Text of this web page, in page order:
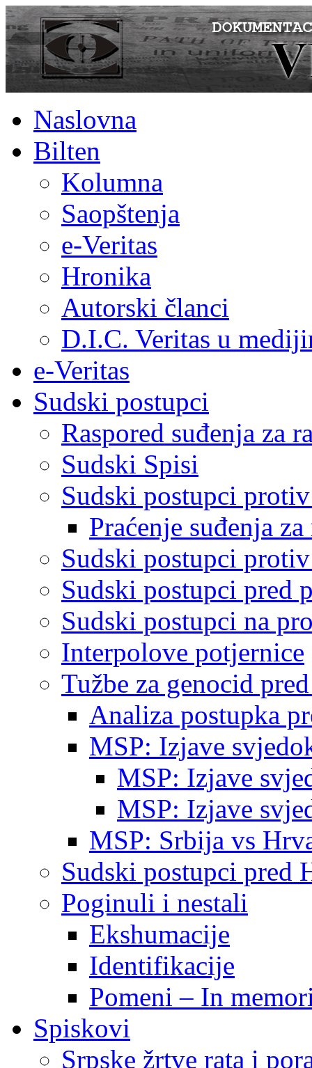
Naslovna
Bilten
Kolumna
Saopštenja
e-Veritas
Hronika
Autorski članci
D.I.C. Veritas u
e-Veritas
Sudski postupci
Raspored suđenja za
Sudski Spisi
Sudski postupci
Praćenje suđenja
Sudski postupci
Sudski postupci pred
Sudski postupci na
Interpolove potjernice
Tužbe za genocid
Analiza postupka
MSP: Izjave
MSP: Izjave
MSP: Izjave
MSP: Srbija vs
Sudski postupci pred
Poginuli i nestali
Ekshumacije
Identifikacije
Pomeni – In
Spiskovi
Srpske žrtve rata i